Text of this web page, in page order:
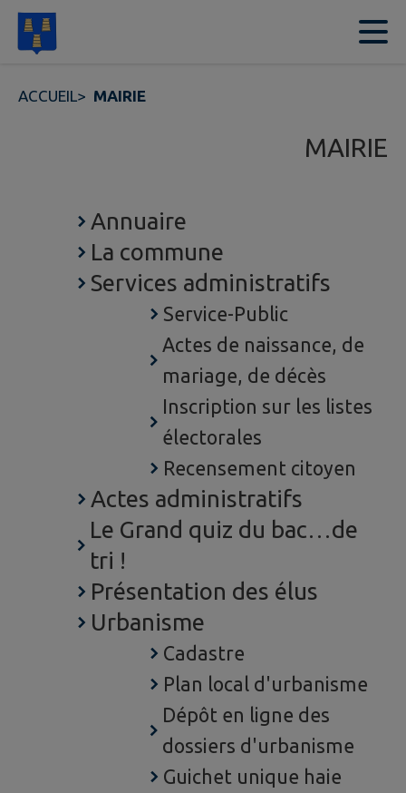
Contenu
ACCUEIL> MAIRIE
MAIRIE
Annuaire
La commune
Services administratifs
Service-Public
Actes de naissance, de
mariage, de décès
Inscription sur les listes
électorales
Recensement citoyen
Actes administratifs
Le Grand quiz du bac…de
tri !
Présentation des élus
Urbanisme
Cadastre
Plan local d'urbanisme
Dépôt en ligne des
dossiers d'urbanisme
Guichet unique haie